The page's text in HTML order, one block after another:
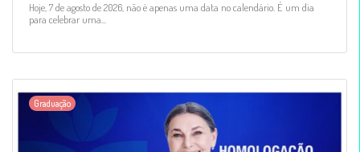
Hoje, 7 de agosto de 2026, não é apenas uma data no calendário. É um dia
para celebrar uma...
Graduação